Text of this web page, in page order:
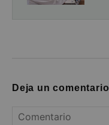
Deja un comentario